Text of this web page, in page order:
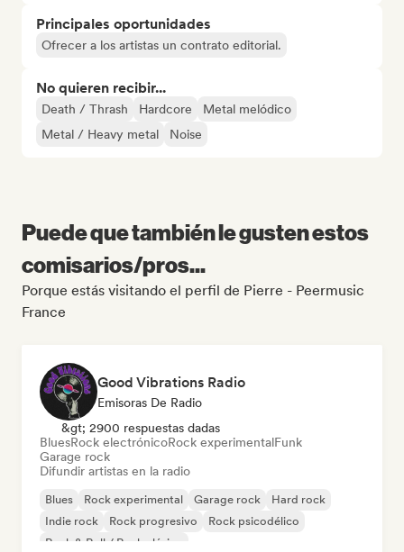
Principales oportunidades
Ofrecer a los artistas un contrato editorial.
No quieren recibir...
Death / Thrash Hardcore
Metal melódico
Metal / Heavy metal
Noise
Puede que también le gusten estos
comisarios/pros...
Porque estás visitando el perfil de Pierre - Peermusic
France
Good Vibrations Radio
Emisoras De Radio
&gt; 2900 respuestas dadas
BluesRock electrónicoRock experimentalFunk
Garage rock
Difundir artistas en la radio
Blues Rock experimental Garage rock
Hard rock
Indie rock
Rock progresivo
Rock psicodélico
Rock & Roll / Rock clásico